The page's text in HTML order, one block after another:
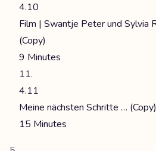
4.10
Film | Swantje Peter und Sylvia
(Copy)
9 Minutes
4.11
Meine nächsten Schritte … (Copy)
15 Minutes